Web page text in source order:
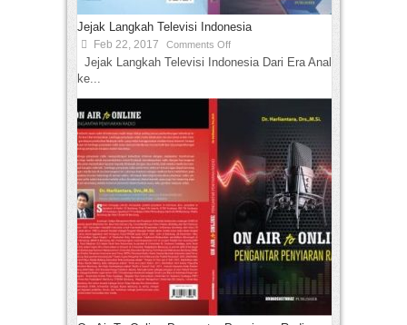
Jejak Langkah Televisi Indonesia
Feb 22, 2017 Comments Off
Jejak Langkah Televisi Indonesia Dari Era Analog
ke...